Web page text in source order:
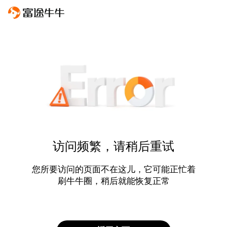
访问频繁，请稍后重试
您所要访问的页面不在这儿，它可能正忙着
刷牛牛圈，稍后就能恢复正常